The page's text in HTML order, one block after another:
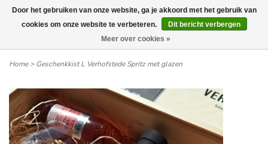
Wij leveren tot aan uw deur. Afhalen is mogelijk.
Home>Geschenkkist L Verhofstede Spritz met glazen
Door het gebruiken van onze website, ga je akkoord met het gebruik van
cookies om onze website te verbeteren.
Dit bericht verbergen
Meer over cookies »